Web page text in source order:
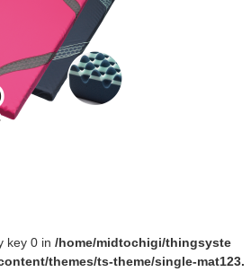
key 0 in /home/midtochigi/thingsyste
themes/ts-theme/single-mat123.